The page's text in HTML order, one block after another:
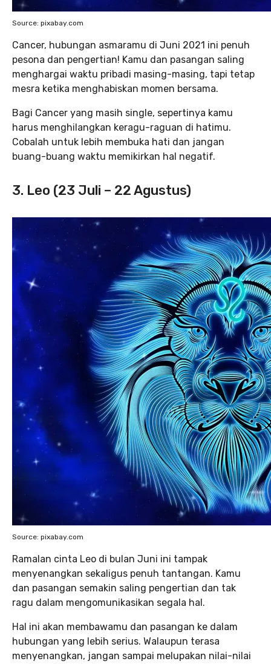
Source: pixabay.com
Cancer, hubungan asmaramu di Juni 2021 ini penuh
pesona dan pengertian! Kamu dan pasangan saling
menghargai waktu pribadi masing-masing, tapi tetap
mesra ketika menghabiskan momen bersama.
Bagi Cancer yang masih single, sepertinya kamu
harus menghilangkan keragu-raguan di hatimu.
Cobalah untuk lebih membuka hati dan jangan
buang-buang waktu memikirkan hal negatif.
3. Leo (23 Juli – 22 Agustus)
Source: pixabay.com
Ramalan cinta Leo di bulan Juni ini tampak
menyenangkan sekaligus penuh tantangan. Kamu
dan pasangan semakin saling pengertian dan tak
ragu dalam mengomunikasikan segala hal.
Hal ini akan membawamu dan pasangan ke dalam
hubungan yang lebih serius. Walaupun terasa
menyenangkan, jangan sampai melupakan nilai-nilai